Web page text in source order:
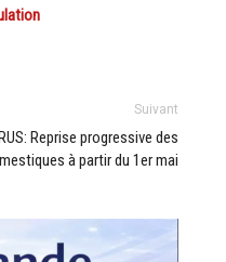
Suivant
Reprise progressive des
à partir du 1er mai